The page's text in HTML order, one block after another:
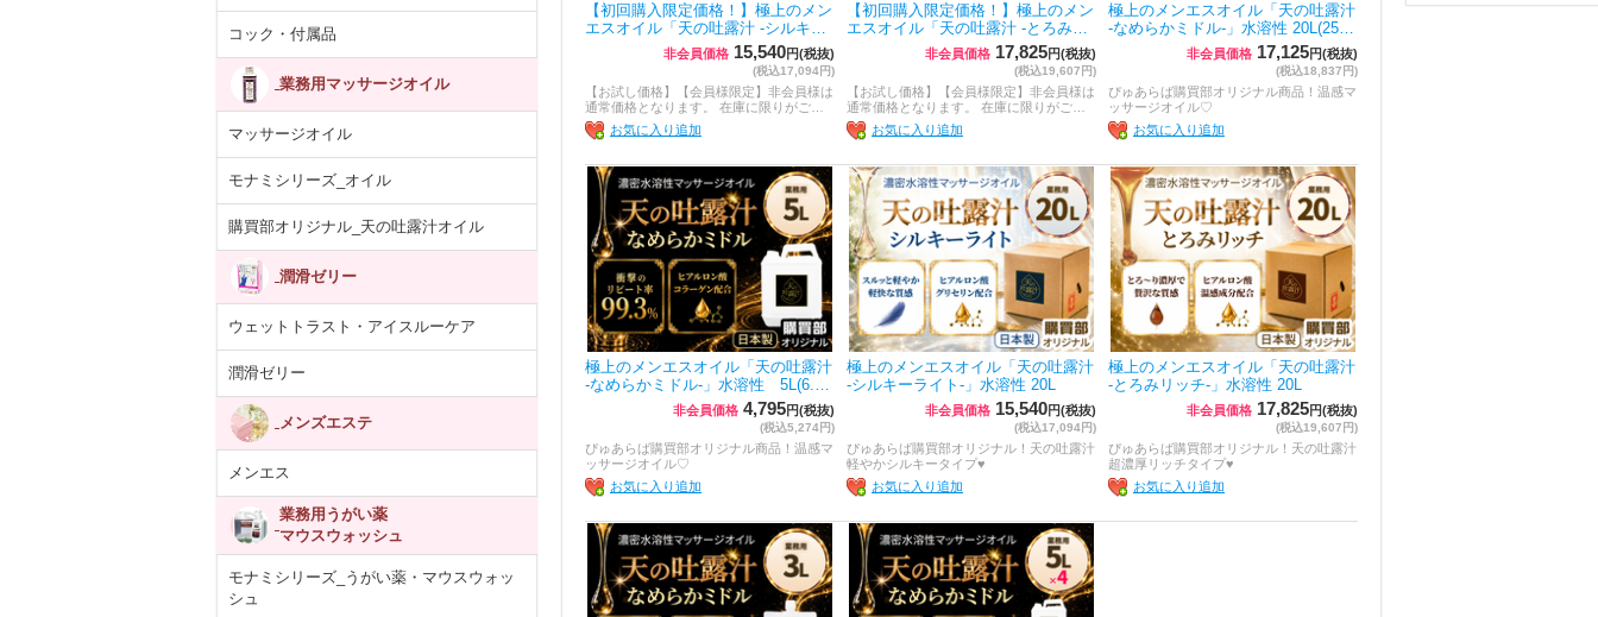
コック・付属品
業務用マッサージオイル
マッサージオイル
モナミシリーズ_オイル
購買部オリジナル_天の吐露汁オイル
潤滑ゼリー
ウェットトラスト・アイスルーケア
潤滑ゼリー
メンズエステ
メンエス
業務用うがい薬
マウスウォッシュ
モナミシリーズ_うがい薬・マウスウォッ
シュ
【初回購入限定価格！】極上のメン
エスオイル「天の吐露汁 -シルキ…
非会員価格 15,540円(税抜)
(税込17,094円)
【お試し価格】【会員様限定】非会員様は
通常価格となります。 在庫に限りがご…
お気に入り追加
【初回購入限定価格！】極上のメン
エスオイル「天の吐露汁 -とろみ…
非会員価格 17,825円(税抜)
(税込19,607円)
【お試し価格】【会員様限定】非会員様は
通常価格となります。 在庫に限りがご…
お気に入り追加
極上のメンエスオイル「天の吐露汁
-なめらかミドル-」水溶性 20L(25…
非会員価格 17,125円(税抜)
(税込18,837円)
ぴゅあらば購買部オリジナル商品！温感マ
ッサージオイル♡
お気に入り追加
極上のメンエスオイル「天の吐露汁
-なめらかミドル-」水溶性 5L(6.…
非会員価格 4,795円(税抜)
(税込5,274円)
ぴゅあらば購買部オリジナル商品！温感マ
ッサージオイル♡
お気に入り追加
極上のメンエスオイル「天の吐露汁
-シルキーライト-」水溶性 20L
非会員価格 15,540円(税抜)
(税込17,094円)
ぴゅあらば購買部オリジナル！天の吐露汁
軽やかシルキータイプ♥
お気に入り追加
極上のメンエスオイル「天の吐露汁
-とろみリッチ-」水溶性 20L
非会員価格 17,825円(税抜)
(税込19,607円)
ぴゅあらば購買部オリジナル！天の吐露汁
超濃厚リッチタイプ♥
お気に入り追加